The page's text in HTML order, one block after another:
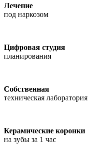
Лечение
под наркозом
Цифровая студия
планирования
Собственная
техническая лаборатория
Керамические коронки
на зубы за 1 час